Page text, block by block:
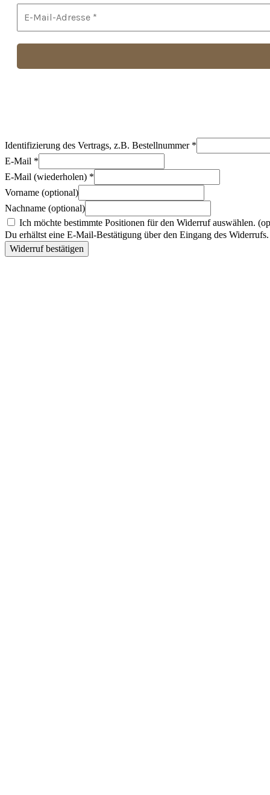
Identifizierung des Vertrags, z.B. Bestellnummer *
E-Mail *
E-Mail (wiederholen) *
Vorname (optional)
Nachname (optional)
Ich möchte bestimmte Positionen für den Widerruf auswählen.
Du erhältst eine E-Mail-Bestätigung über den Eingang des
Widerruf bestätigen